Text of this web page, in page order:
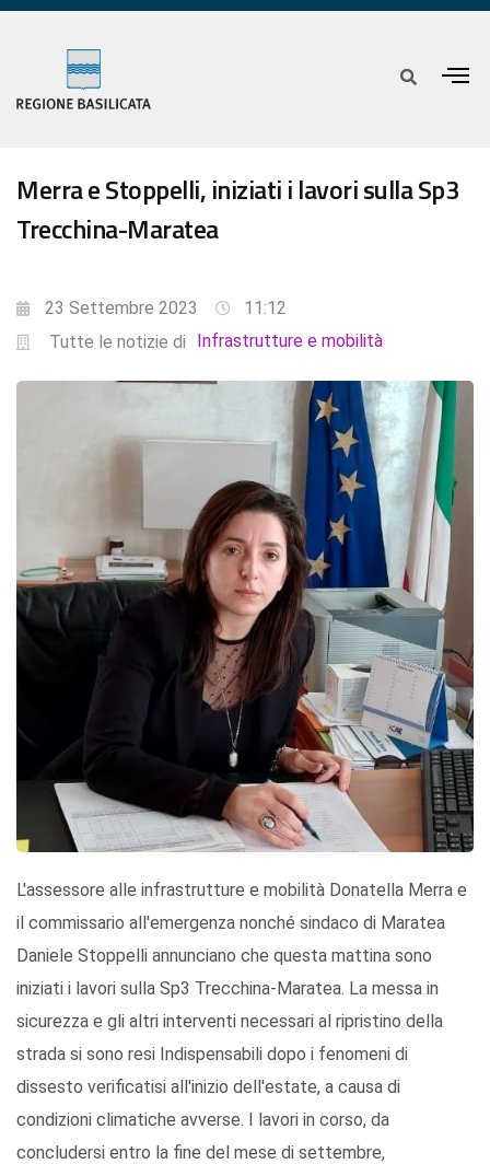
Merra e Stoppelli, iniziati i lavori sulla Sp3
Trecchina-Maratea
23 Settembre 2023
11:12
Tutte le notizie di
Infrastrutture e mobilità
L'assessore alle infrastrutture e mobilità Donatella Merra e
il commissario all'emergenza nonché sindaco di Maratea
Daniele Stoppelli annunciano che questa mattina sono
iniziati i lavori sulla Sp3 Trecchina-Maratea. La messa in
sicurezza e gli altri interventi necessari al ripristino della
strada si sono resi Indispensabili dopo i fenomeni di
dissesto verificatisi all'inizio dell'estate, a causa di
condizioni climatiche avverse. I lavori in corso, da
concludersi entro la fine del mese di settembre,